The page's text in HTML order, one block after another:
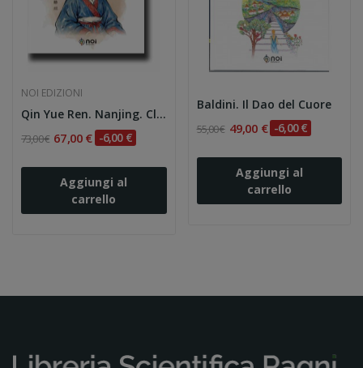
NOI EDIZIONI
Qin Yue Ren. Nanjing. Classico delle difficoltà
73,00 € 67,00 € -6,00 €
Aggiungi al
carrello
Baldini. Il Dao del Cuore
55,00 € 49,00 € -6,00 €
Aggiungi al
carrello